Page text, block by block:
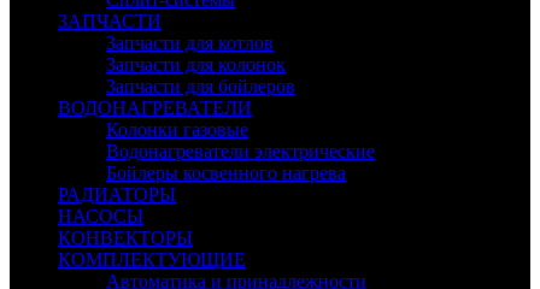
ЗАПЧАСТИ
Запчасти для котлов
Запчасти для колонок
Запчасти для бойлеров
ВОДОНАГРЕВАТЕЛИ
Колонки газовые
Водонагреватели электрические
Бойлеры косвенного нагрева
РАДИАТОРЫ
НАСОСЫ
КОНВЕКТОРЫ
КОМПЛЕКТУЮЩИЕ
Автоматика и принадлежности